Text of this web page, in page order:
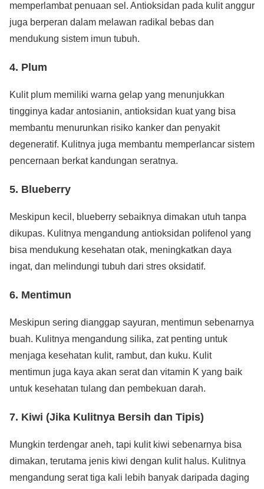
memperlambat penuaan sel. Antioksidan pada kulit anggur
juga berperan dalam melawan radikal bebas dan
mendukung sistem imun tubuh.
4. Plum
Kulit plum memiliki warna gelap yang menunjukkan
tingginya kadar antosianin, antioksidan kuat yang bisa
membantu menurunkan risiko kanker dan penyakit
degeneratif. Kulitnya juga membantu memperlancar sistem
pencernaan berkat kandungan seratnya.
5. Blueberry
Meskipun kecil, blueberry sebaiknya dimakan utuh tanpa
dikupas. Kulitnya mengandung antioksidan polifenol yang
bisa mendukung kesehatan otak, meningkatkan daya
ingat, dan melindungi tubuh dari stres oksidatif.
6. Mentimun
Meskipun sering dianggap sayuran, mentimun sebenarnya
buah. Kulitnya mengandung silika, zat penting untuk
menjaga kesehatan kulit, rambut, dan kuku. Kulit
mentimun juga kaya akan serat dan vitamin K yang baik
untuk kesehatan tulang dan pembekuan darah.
7. Kiwi (Jika Kulitnya Bersih dan Tipis)
Mungkin terdengar aneh, tapi kulit kiwi sebenarnya bisa
dimakan, terutama jenis kiwi dengan kulit halus. Kulitnya
mengandung serat tiga kali lebih banyak daripada daging